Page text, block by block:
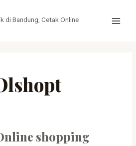
di Bandung, Cetak Online
shopping